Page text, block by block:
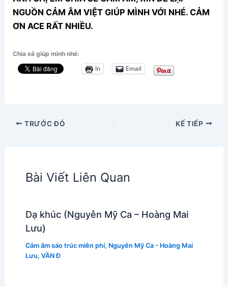
NGUỒN CẢM ÂM VIỆT GIÚP MÌNH VỚI NHÉ. CẢM
ƠN ACE RẤT NHIỀU.
Chia sẻ giúp mình nhé:
In Email
TRƯỚC ĐÓ KẾ TIẾP
Bài Viết Liên Quan
Dạ khúc (Nguyễn Mỹ Ca – Hoàng Mai
Lưu)
Cảm âm sáo trúc miễn phí, Nguyễn Mỹ Ca - Hoàng Mai
Lưu, VẦN Đ